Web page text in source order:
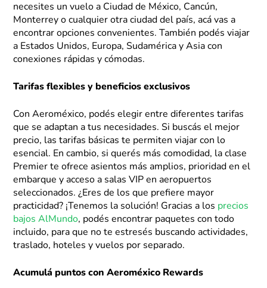
necesites un vuelo a Ciudad de México, Cancún,
Monterrey o cualquier otra ciudad del país, acá vas a
encontrar opciones convenientes. También podés viajar
a Estados Unidos, Europa, Sudamérica y Asia con
conexiones rápidas y cómodas.
Tarifas flexibles y beneficios exclusivos
Con Aeroméxico, podés elegir entre diferentes tarifas
que se adaptan a tus necesidades. Si buscás el mejor
precio, las tarifas básicas te permiten viajar con lo
esencial. En cambio, si querés más comodidad, la clase
Premier te ofrece asientos más amplios, prioridad en el
embarque y acceso a salas VIP en aeropuertos
seleccionados. ¿Eres de los que prefiere mayor
practicidad? ¡Tenemos la solución! Gracias a los precios
bajos AlMundo, podés encontrar paquetes con todo
incluido, para que no te estresés buscando actividades,
traslado, hoteles y vuelos por separado.
Acumulá puntos con Aeroméxico Rewards